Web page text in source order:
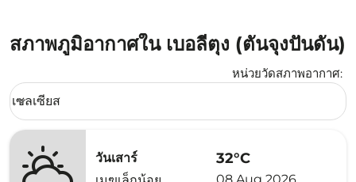
สภาพภูมิอากาศใน เบอลีตุง (ตันจุงปันดัน)
หน่วยวัดสภาพอากาศ:
Weather unit option เซลเซียส Selected
เซลเซียส
keyboard_arrow_down
วันเสาร์
32°C
08 Aug 2026